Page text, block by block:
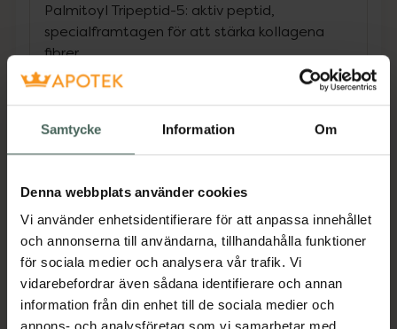
Samtycke Information Om
Denna webbplats använder cookies
Vi använder enhetsidentifierare för att anpassa innehållet
och annonserna till användarna, tillhandahålla funktioner
för sociala medier och analysera vår trafik. Vi
vidarebefordrar även sådana identifierare och annan
information från din enhet till de sociala medier och
Palmitoyl Tripeptid-5: aktiv peptid,
specialframtagen för att stärka kollagena
fibrer.
Arjun: reducerar svullnad, förbättrar hudens
elasticitet och skyddar mot skador från fria
Mikroalgextrakt : stimulerar cellförnyelse och
reducerar fina linjer/rynkor. Motverkar också
Papain: enzym som skonsamt exfolierar bort
döda hudceller och förbättrar struktur samt
lyster.
Jämförpris 63000 kr/l
EAN:
00666151062283
Kategorier: